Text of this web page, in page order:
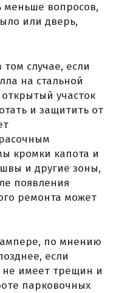
меньше вопросов,
или дверь,
случае, если
на стальной
участок
и защитить от
кромки капота и
и другие зоны,
появления
ремонта может
по мнению
если
не имеет трещин и
парковочных